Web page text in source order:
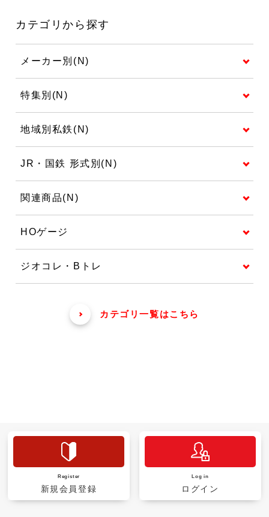
カテゴリから探す
メーカー別(N)
特集別(N)
地域別私鉄(N)
JR・国鉄 形式別(N)
関連商品(N)
HOゲージ
ジオコレ・Bトレ
カテゴリ一覧はこちら
Register
新規会員登録
Log in
ログイン